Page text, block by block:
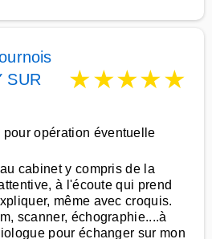
SUR
★★★★★
pour opération éventuelle
cabinet y compris de la
à l'écoute qui prend
même avec croquis.
scanner, échographie....à
pour échanger sur mon